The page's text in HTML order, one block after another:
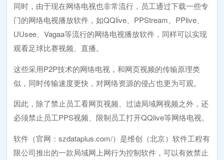
同时，由于现在网络电视也非常流行，员工通过下载一些专
门的网络电视播放软件，如QQlive、PPStream、PPlive、
UUsee、Vagaa等流行的网络电视播放软件，同样可以实现
观看足球比赛视频、直播。
这些采用P2P技术的网络电视，和网页视频的传输原理类
似，同时传输速度更快，对网络资源的侵占也更为可观。
因此，除了禁止员工看网页视频、过滤局域网视频之外，还
必须禁止员工PPS视频、限制员工打开QQlive等网络电视。
软件（官网：szdataplus.com/）是维创（北京）软件工程有
限公司推出的一款局域网上网行为控制软件，可以有效禁止